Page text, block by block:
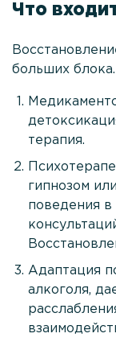
анонимность
Что
больших блока.
терапия.
гипнозом
поведения
Адаптация
алкоголя,